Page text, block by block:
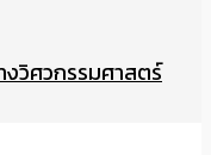
วิศวกรรมศาสตร์